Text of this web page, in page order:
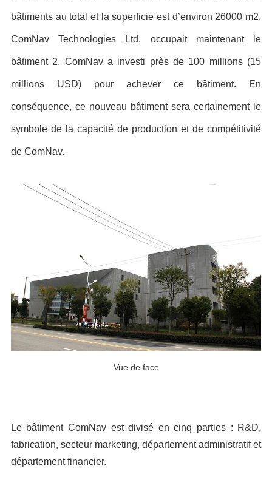
bâtiments au total et la superficie est d’environ 26000 m2,
ComNav Technologies Ltd. occupait maintenant le
bâtiment 2. ComNav a investi près de 100 millions (15
millions USD) pour achever ce bâtiment. En
conséquence, ce nouveau bâtiment sera certainement le
symbole de la capacité de production et de compétitivité
de ComNav.
Vue de face
Le bâtiment ComNav est divisé en cinq parties : R&D,
fabrication, secteur marketing, département administratif et
département financier.